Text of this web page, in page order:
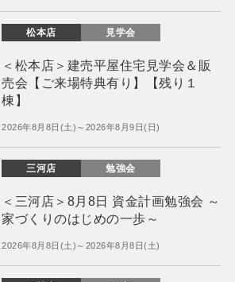
松本店 見学会
＜松本店＞建売平屋住宅見学会＆販
売会【ご来場特典有り】【残り１
棟】
2026年8月8日(土)～2026年8月9日(日)
三河店 勉強会
＜三河店＞8月8日 資金計画勉強会 ～
家づくりのはじめの一歩～
2026年8月8日(土)～2026年8月8日(土)